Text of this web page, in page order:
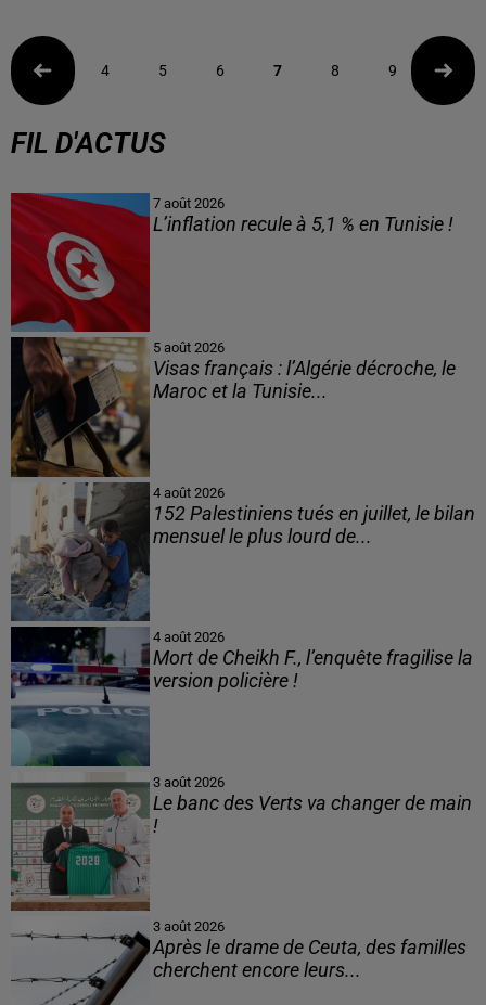
4 5 6 7 8 9 10
FIL D'ACTUS
7 août 2026
L’inflation recule à 5,1 % en Tunisie !
5 août 2026
Visas français : l’Algérie décroche, le
Maroc et la Tunisie...
4 août 2026
152 Palestiniens tués en juillet, le bilan
mensuel le plus lourd de...
4 août 2026
Mort de Cheikh F., l’enquête fragilise la
version policière !
3 août 2026
Le banc des Verts va changer de main
!
3 août 2026
Après le drame de Ceuta, des familles
cherchent encore leurs...